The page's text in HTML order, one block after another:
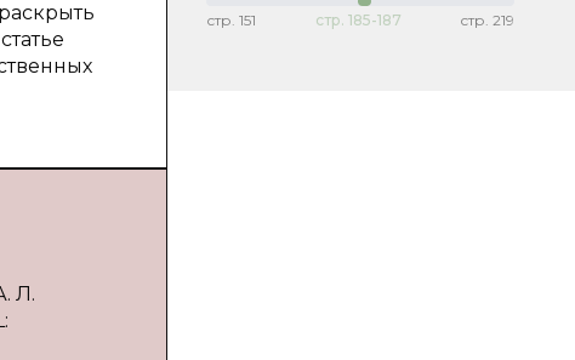
Л.
стр. 151 стр. 185-187 стр. 219